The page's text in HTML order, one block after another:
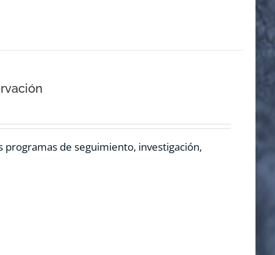
programas de seguimiento, investigación,